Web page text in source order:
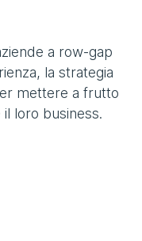
a row-gap
la strategia
mettere a frutto
loro business.